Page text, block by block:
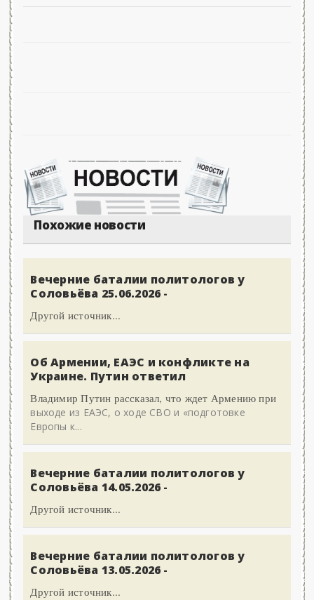
Похожие новости
Вечерние баталии политологов у
Соловьёва 25.06.2026 -
Другой источник...
Об Армении, ЕАЭС и конфликте на
Украине. Путин ответил
Владимир Путин рассказал, что ждет Армению при
выходе из ЕАЭС, о ходе СВО и «подготовке
Европы к...
Вечерние баталии политологов у
Соловьёва 14.05.2026 -
Другой источник...
Вечерние баталии политологов у
Соловьёва 13.05.2026 -
Другой источник...